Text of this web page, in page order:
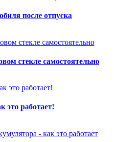
после отпуска
стекле самостоятельно
это работает!